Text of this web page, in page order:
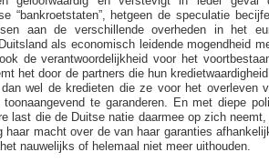
“bankroetstaten”, hetgeen de speculatie
aan de verschillende overheden in het
als economisch leidende mogendheid
de verantwoordelijkheid voor het
het door de partners die hun
wel de kredieten die ze voor het overleven
toonaangevend te garanderen. En met diepe
last die de Duitse natie daarmee op zich
haar macht over de van haar garanties
nauwelijks of helemaal niet meer uithouden.